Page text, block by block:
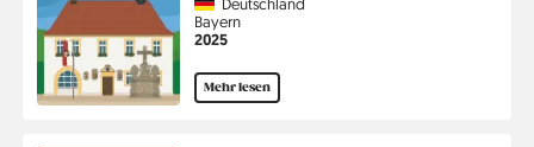
Region
Bayern
Jahr
2025
Mehr lesen